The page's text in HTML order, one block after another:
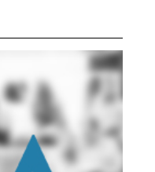
LUISA SANCHEZ
IÑIGO HORTZ
Errenteria-Orereta